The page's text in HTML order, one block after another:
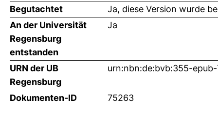
Begutachtet
Ja, diese Version wurde
An der Universität
Regensburg
entstanden
Ja
URN der UB
Regensburg
urn:nbn:de:bvb:355-
Dokumenten-ID 75263